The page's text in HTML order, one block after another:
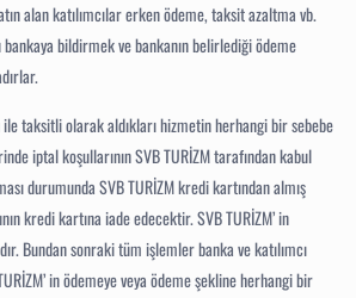
alan katılımcılar erken ödeme, taksit azaltma vb.
bildirmek ve bankanın belirlediği ödeme
ile taksitli olarak aldıkları hizmetin herhangi bir sebebe
iptal koşullarının SVB TURİZM tarafından kabul
durumunda SVB TURİZM kredi kartından almış
kredi kartına iade edecektir. SVB TURİZM’ in
Bundan sonraki tüm işlemler banka ve katılımcı
in ödemeye veya ödeme şekline herhangi bir